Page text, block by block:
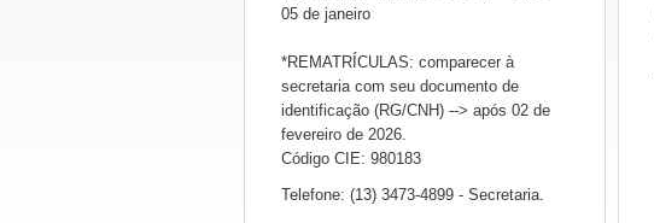
05 de janeiro
*REMATRÍCULAS: comparecer à
secretaria com seu documento de
identificação (RG/CNH) --> após 02 de
fevereiro de 2026.
Código CIE: 980183
Telefone: (13) 3473-4899 - Secretaria.